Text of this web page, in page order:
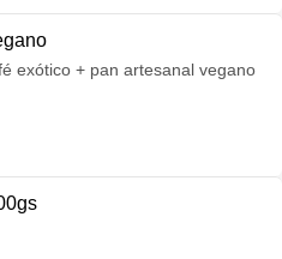
exótico + pan artesanal vegano